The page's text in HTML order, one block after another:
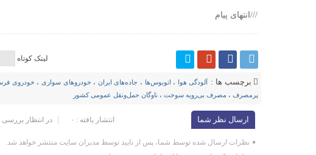
///انتهای پیام
لینک کوتاه
برچسب ها : آلودگی هوا ، اتوبوس‌ها ، جاده‌های ایران ، خودروهای سواری ، خودروی
پرمصرف ، مصرف بی‌رویه سوخت ، ناوگان حمل‌ونقل عمومی کشور
ارسال نظر شما در انتظار بررسی انتشار یافته : ۰
نظرات ارسال شده توسط شما، پس از تایید توسط مدیران سایت منتشر خواهد شد.